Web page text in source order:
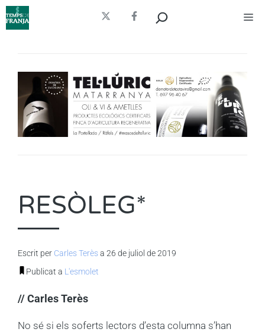
Vés
al
RESÒLEG*
Escrit per Carles Terèsa 26 de juliol de 2019
Publicat a L'esmolet
// Carles Terès
No sé si els soferts lectors d’esta columna s’han